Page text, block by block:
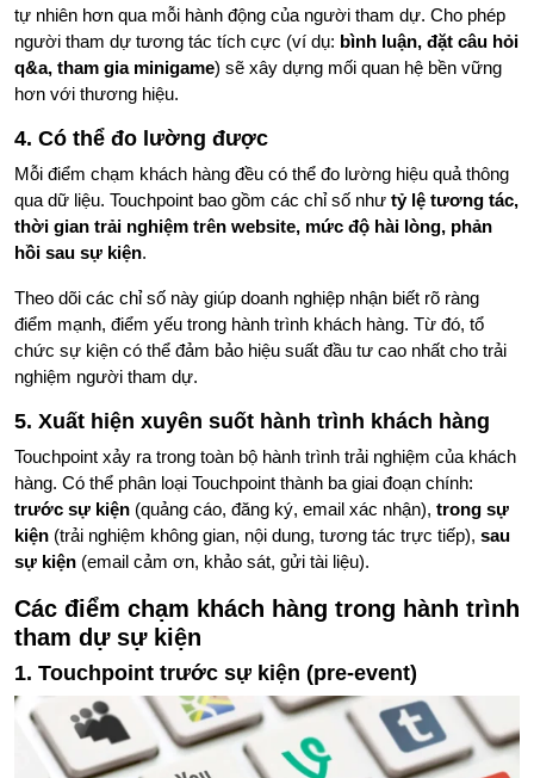
tự nhiên hơn qua mỗi hành động của người tham dự. Cho phép
người tham dự tương tác tích cực (ví dụ: bình luận, đặt câu hỏi
q&a, tham gia minigame) sẽ xây dựng mối quan hệ bền vững
hơn với thương hiệu.
4. Có thể đo lường được
Mỗi điểm chạm khách hàng đều có thể đo lường hiệu quả thông
qua dữ liệu. Touchpoint bao gồm các chỉ số như tỷ lệ tương tác,
thời gian trải nghiệm trên website, mức độ hài lòng, phản
hồi sau sự kiện.
Theo dõi các chỉ số này giúp doanh nghiệp nhận biết rõ ràng
điểm mạnh, điểm yếu trong hành trình khách hàng. Từ đó, tổ
chức sự kiện có thể đảm bảo hiệu suất đầu tư cao nhất cho trải
nghiệm người tham dự.
5. Xuất hiện xuyên suốt hành trình khách hàng
Touchpoint xảy ra trong toàn bộ hành trình trải nghiệm của khách
hàng. Có thể phân loại Touchpoint thành ba giai đoạn chính:
trước sự kiện (quảng cáo, đăng ký, email xác nhận), trong sự
kiện (trải nghiệm không gian, nội dung, tương tác trực tiếp), sau
sự kiện (email cảm ơn, khảo sát, gửi tài liệu).
Các điểm chạm khách hàng trong hành trình
tham dự sự kiện
1. Touchpoint trước sự kiện (pre-event)